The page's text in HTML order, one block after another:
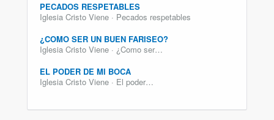
PECADOS RESPETABLES
Iglesia Cristo Viene · Pecados respetables
¿COMO SER UN BUEN FARISEO?
Iglesia Cristo Viene · ¿Como ser…
EL PODER DE MI BOCA
Iglesia Cristo Viene · El poder…